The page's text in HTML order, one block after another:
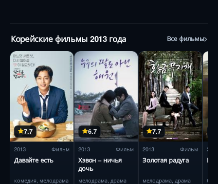
Корейские фильмы 2013 года Все фильмы
7.7
2013 Фильм
Давайте есть
комедия, мелодрама
6.7
2013 Фильм
Хэвон – ничья
дочь
мелодрама, драма
7.7
2013 Фильм
Золотая радуга
мелодрама, драма
2013